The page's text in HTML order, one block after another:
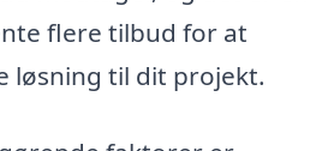
flere tilbud for at
løsning til dit projekt.